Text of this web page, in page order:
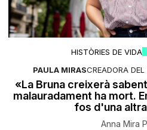
HISTÒRIES DE VIDA
PAULA MIRASCREADORA
«La Bruna creixerà
malauradament ha mort.
fos d'una
Anna Mira